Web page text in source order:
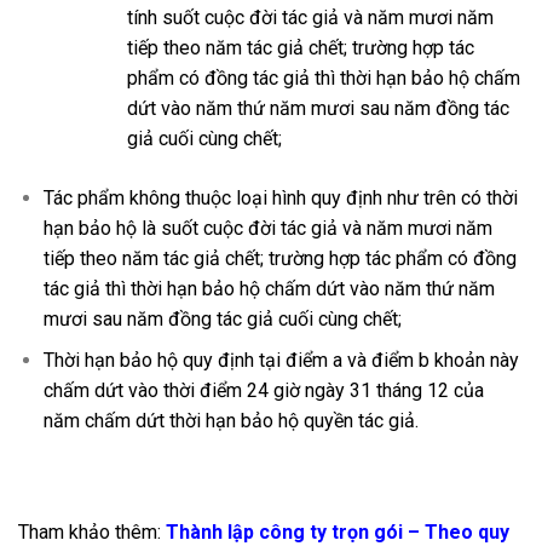
tính suốt cuộc đời tác giả và năm mươi năm
tiếp theo năm tác giả chết; trường hợp tác
phẩm có đồng tác giả thì thời hạn bảo hộ chấm
dứt vào năm thứ năm mươi sau năm đồng tác
giả cuối cùng chết;
Tác phẩm không thuộc loại hình quy định như trên có thời
hạn bảo hộ là suốt cuộc đời tác giả và năm mươi năm
tiếp theo năm tác giả chết; trường hợp tác phẩm có đồng
tác giả thì thời hạn bảo hộ chấm dứt vào năm thứ năm
mươi sau năm đồng tác giả cuối cùng chết;
Thời hạn bảo hộ quy định tại điểm a và điểm b khoản này
chấm dứt vào thời điểm 24 giờ ngày 31 tháng 12 của
năm chấm dứt thời hạn bảo hộ quyền tác giả.
Tham khảo thêm: Thành lập công ty trọn gói – Theo quy